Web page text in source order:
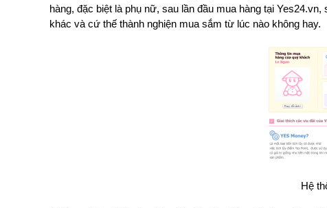
hàng, đặc biệt là phụ nữ, sau lần đầu mua hàng tại
khác và cứ thế thành nghiện mua sắm từ lúc nào không hay.
Hệ